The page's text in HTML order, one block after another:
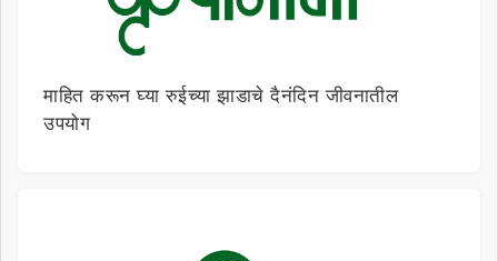
माहित करून घ्या रुईच्या झाडाचे दैनंदिन जीवनातील
उपयोग